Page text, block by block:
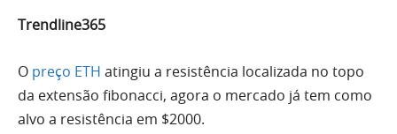
Trendline365
O preço ETH atingiu a resistência localizada no topo
da extensão fibonacci, agora o mercado já tem como
alvo a resistência em $2000.